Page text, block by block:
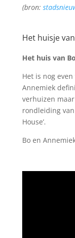
(bron:
Het huisje
Het huis van
Het is nog
Annemiek
verhuizen
rondleiding van
House’.
Bo en